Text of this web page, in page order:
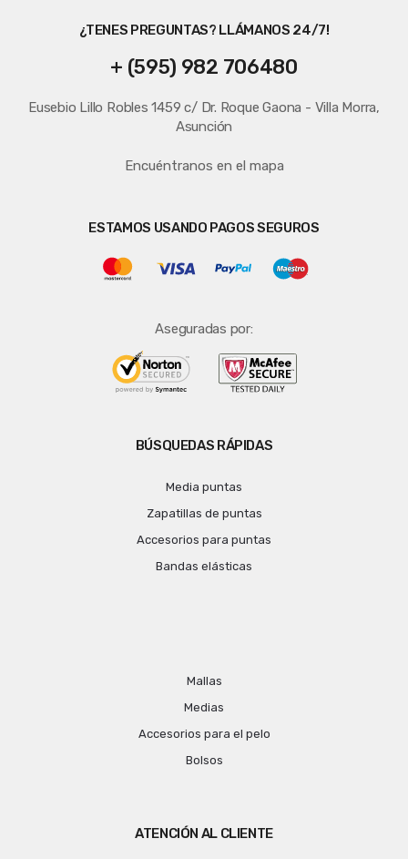
¿TENES PREGUNTAS? LLÁMANOS 24/7!
+ (595) 982 706480
Eusebio Lillo Robles 1459 c/ Dr. Roque Gaona - Villa Morra,
Asunción
Encuéntranos en el mapa
ESTAMOS USANDO PAGOS SEGUROS
Aseguradas por:
BÚSQUEDAS RÁPIDAS
Media puntas
Zapatillas de puntas
Accesorios para puntas
Bandas elásticas
Mallas
Medias
Accesorios para el pelo
Bolsos
ATENCIÓN AL CLIENTE